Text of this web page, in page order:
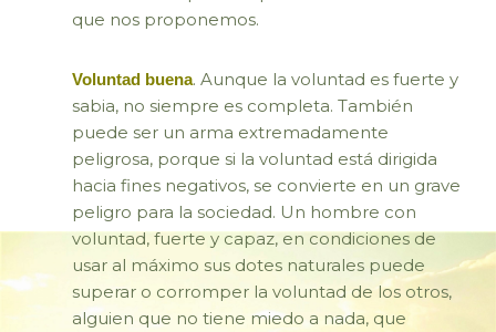
que nos proponemos.
Voluntad buena. Aunque la voluntad es fuerte y
sabia, no siempre es completa. También
puede ser un arma extremadamente
peligrosa, porque si la voluntad está dirigida
hacia fines negativos, se convierte en un grave
peligro para la sociedad. Un hombre con
voluntad, fuerte y capaz, en condiciones de
usar al máximo sus dotes naturales puede
superar o corromper la voluntad de los otros,
alguien que no tiene miedo a nada, que